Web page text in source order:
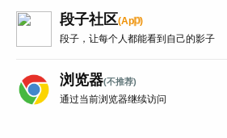
KaleidoLuna太想收了，21.1G的
上找了好久都是失效链接...
百度百科全书
3
打赏 举报 回复
雷神锤子掉了 Lv.1
段子社区(App)
段子，让每个人都能看到自己的影子
浏览器(不推荐)
通过当前浏览器继续访问